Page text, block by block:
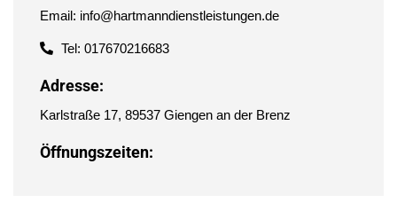
Email: info@hartmanndienstleistungen.de
Tel: 017670216683
Adresse:
Karlstraße 17, 89537 Giengen an der Brenz
Öffnungszeiten: